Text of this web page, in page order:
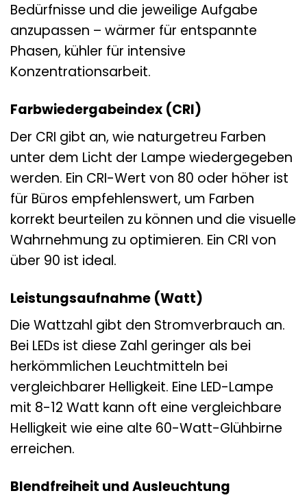
Bedürfnisse und die jeweilige Aufgabe
anzupassen – wärmer für entspannte
Phasen, kühler für intensive
Konzentrationsarbeit.
Farbwiedergabeindex (CRI)
Der CRI gibt an, wie naturgetreu Farben
unter dem Licht der Lampe wiedergegeben
werden. Ein CRI-Wert von 80 oder höher ist
für Büros empfehlenswert, um Farben
korrekt beurteilen zu können und die visuelle
Wahrnehmung zu optimieren. Ein CRI von
über 90 ist ideal.
Leistungsaufnahme (Watt)
Die Wattzahl gibt den Stromverbrauch an.
Bei LEDs ist diese Zahl geringer als bei
herkömmlichen Leuchtmitteln bei
vergleichbarer Helligkeit. Eine LED-Lampe
mit 8-12 Watt kann oft eine vergleichbare
Helligkeit wie eine alte 60-Watt-Glühbirne
erreichen.
Blendfreiheit und Ausleuchtung